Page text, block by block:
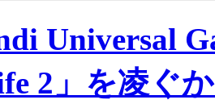
Universal
2」を凌ぐ